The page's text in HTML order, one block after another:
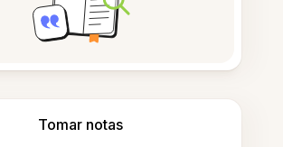
Tomar notas